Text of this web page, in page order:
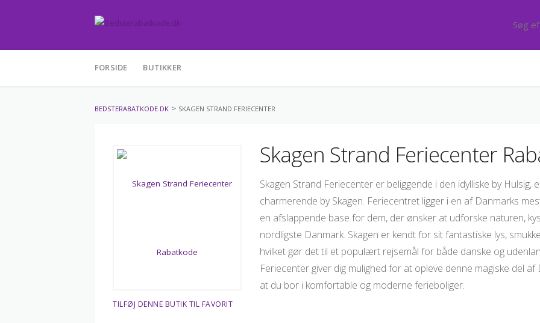
to
FORSIDE BUTIKKER
BEDSTERABATKODE.DK > SKAGEN STRAND FERIECENTER
TILFØJ DENNE BUTIK TIL FAVORIT
Skagen Strand Feriecenter
Skagen Strand Feriecenter er beliggende i den idylliske by
charmerende by Skagen. Feriecentret ligger i en af Danmarks
en afslappende base for dem, der ønsker at udforske naturen,
nordligste Danmark. Skagen er kendt for sit fantastiske lys,
hvilket gør det til et populært rejsemål for både danske og
Feriecenter giver dig mulighed for at opleve denne magiske del
at du bor i komfortable og moderne ferieboliger.